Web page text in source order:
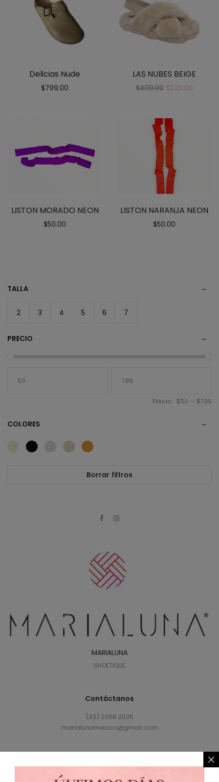
Delicias Nude
$799.00
LAS NUBES BEIGE
$499.00 $249.00
LISTON MORADO NEON
$50.00
LISTON NARANJA NEON
$50.00
TALLA
2 3 4 5 6 7
PRECIO
Precio: $50 — $799
COLORES
Borrar filtros
MARIALUNA
SHOETIQUE
Contáctanos
(33) 2368 2625
marialunamexico@gmail.com